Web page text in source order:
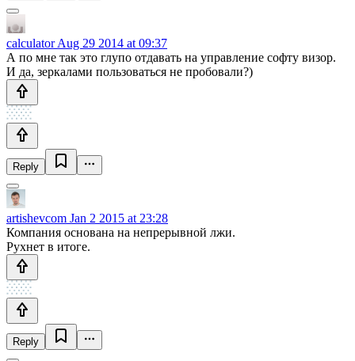
calculatorAug 29 2014 at 09:37
А по мне так это глупо отдавать на управление софту визор.
И да, зеркалами пользоваться не пробовали?)
Reply
artishevcom Jan 2 2015 at 23:28
Компания основана на непрерывной лжи.
Рухнет в итоге.
Reply